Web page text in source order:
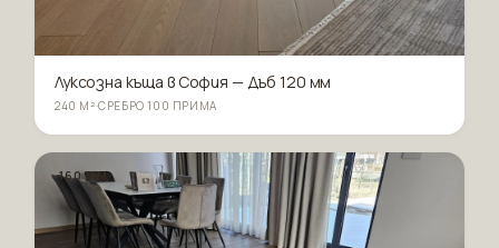
Луксозна къща в София — Дъб 120 мм
240 М²·СРЕБРО 100 ПРИМА
160 ММ